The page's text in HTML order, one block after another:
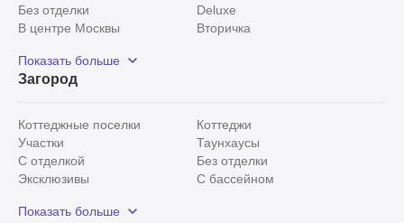
Без отделки
Deluxe
В центре Москвы
Вторичка
Рядом с парком
С панорамными окнами
Показать больше
Загород
Коттеджные поселки
Коттеджи
Участки
Таунхаусы
С отделкой
Без отделки
Эксклюзивы
С бассейном
Красногорский район
Показать больше